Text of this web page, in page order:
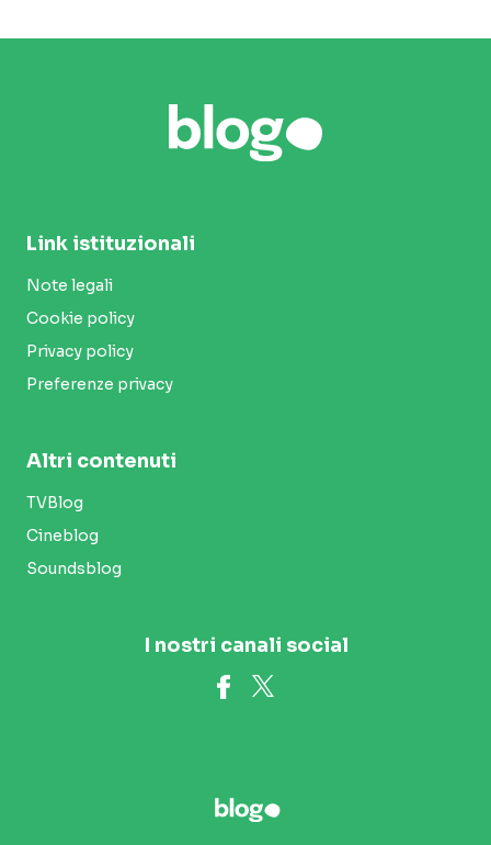
Link istituzionali
Note legali
Cookie policy
Privacy policy
Preferenze privacy
Altri contenuti
TVBlog
Cineblog
Soundsblog
I nostri canali social